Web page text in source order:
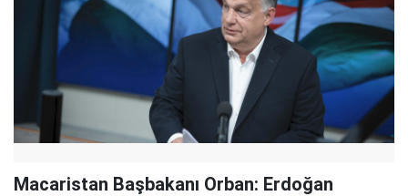
Macaristan Başbakanı Orban: Erdoğan